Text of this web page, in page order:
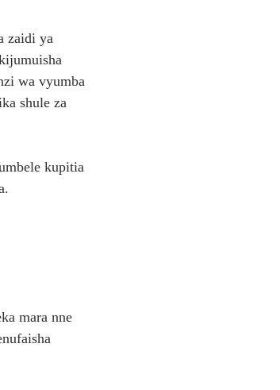
zaidi ya
wa vyumba
shule za
kupitia
mara nne